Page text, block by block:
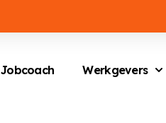
Jobcoach Werkgevers